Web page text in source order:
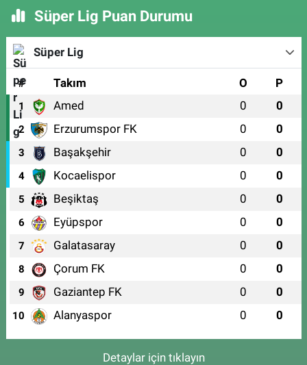
Süper Lig Puan Durumu
Süper Lig
# Takım O P
1 Amed 0 0
2 Erzurumspor FK 0 0
3 Başakşehir 0 0
4 Kocaelispor 0 0
5 Beşiktaş 0 0
6 Eyüpspor 0 0
7 Galatasaray 0 0
8 Çorum FK 0 0
9 Gaziantep FK 0 0
10 Alanyaspor 0 0
Detaylar için tıklayın